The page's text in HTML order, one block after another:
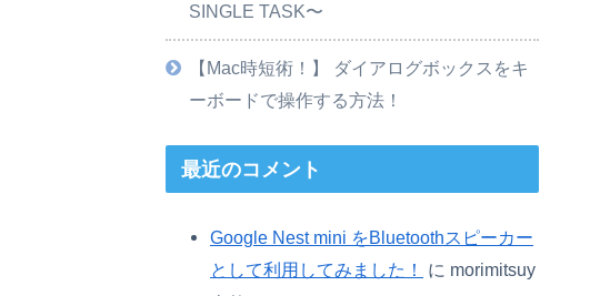
SINGLE TASK〜
【Mac時短術！】 ダイアログボックスをキ
ーボードで操作する方法！
最近のコメント
Google Nest mini をBluetoothスピーカー
として利用してみました！
に morimitsuy